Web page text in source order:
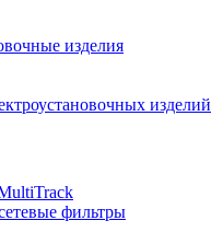
изделия
изделий
фильтры